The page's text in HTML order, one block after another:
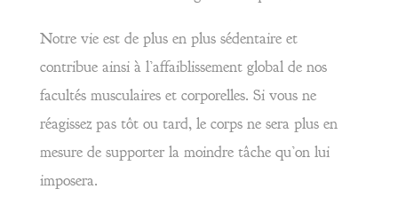
Notre vie est de plus en plus sédentaire et
contribue ainsi à l’affaiblissement global de nos
facultés musculaires et corporelles. Si vous ne
réagissez pas tôt ou tard, le corps ne sera plus en
mesure de supporter la moindre tâche qu’on lui
imposera.